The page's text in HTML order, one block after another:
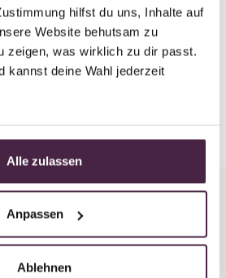
hilfst du uns, Inhalte auf
Website behutsam zu
zeigen, was wirklich zu dir passt.
kannst deine Wahl jederzeit
Alle zulassen
Anpassen
Ablehnen